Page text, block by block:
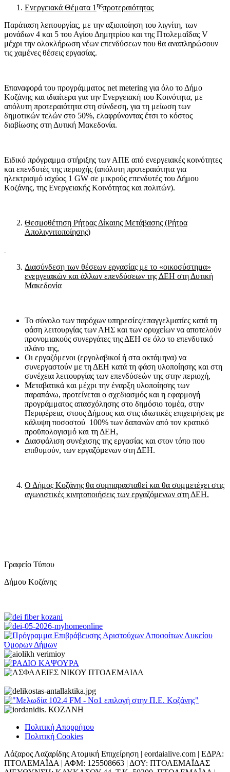
Ενεργειακά Θέματα 1 ηςπροτεραιότητας
Παράταση λειτουργίας, με την αξιοποίηση του λιγνίτη, των
μονάδων 4 και 5 του Αγίου Δημητρίου και της Πτολεμαΐδας V
μέχρι την ολοκλήρωση νέων επενδύσεων που θα αναπληρώσουν
τις χαμένες θέσεις εργασίας.
Επαναφορά του προγράμματος net metering για όλο το Δήμο
Κοζάνης και ιδιαίτερα για την Ενεργειακή του Κοινότητα, με
απόλυτη προτεραιότητα στη σύνδεση, για τη μείωση των
δημοτικών τελών στο 50%, ελαφρύνοντας έτσι το κόστος
διαβίωσης στη Δυτική Μακεδονία.
Ειδικό πρόγραμμα στήριξης των ΑΠΕ από ενεργειακές κοινότητες
και επενδυτές της περιοχής (απόλυτη προτεραιότητα για
ηλεκτρισμό ισχύος 1 GW σε μικρούς επενδυτές του Δήμου
Κοζάνης, της Ενεργειακής Κοινότητας και πολιτών).
Θεσμοθέτηση Ρήτρας Δίκαιης Μετάβασης (Ρήτρα
Απολιγνιτοποίησης)
Διασύνδεση των θέσεων εργασίας με το «οικοσύστημα»
ενεργειακών και άλλων επενδύσεων της ΔΕΗ στη Δυτική
Μακεδονία
Το σύνολο των παρόχων υπηρεσίες/επαγγελματίες κατά τη
φάση λειτουργίας των ΑΗΣ και των ορυχείων να αποτελούν
προνομιακούς συνεργάτες της ΔΕΗ σε όλο το επενδυτικό
πλάνο της,
Οι εργαζόμενοι (εργολαβικοί ή στα οκτάμηνα) να
συνεργαστούν με τη ΔΕΗ κατά τη φάση υλοποίησης και στη
συνέχεια λειτουργίας των επενδύσεών της στην περιοχή,
Μεταβατικά και μέχρι την έναρξη υλοποίησης των
παραπάνω, προτείνεται ο σχεδιασμός και η εφαρμογή
προγράμματος απασχόλησης στο δημόσιο τομέα, στην
Περιφέρεια, στους Δήμους και στις ιδιωτικές επιχειρήσεις με
κάλυψη ποσοστού 100% των δαπανών από τον κρατικό
προϋπολογισμό και τη ΔΕΗ,
Διασφάλιση συνέχισης της εργασίας και στον τόπο που
επιθυμούν, των εργαζόμενων στη ΔΕΗ.
Ο Δήμος Κοζάνης θα συμπαρασταθεί και θα συμμετέχει στις
αγωνιστικές κινητοποιήσεις των εργαζόμενων στη ΔΕΗ.
Γραφείο Τύπου
Δήμου Κοζάνης
Πολιτική Απορρήτου
Πολιτική Cookies
Λάζαρος Λαζαρίδης Ατομική Επιχείρηση | eordaialive.com | ΕΔΡΑ:
ΠΤΟΛΕΜΑΪΔΑ | ΑΦΜ: 125508663 | ΔΟΥ: ΠΤΟΛΕΜΑΪΔΑΣ